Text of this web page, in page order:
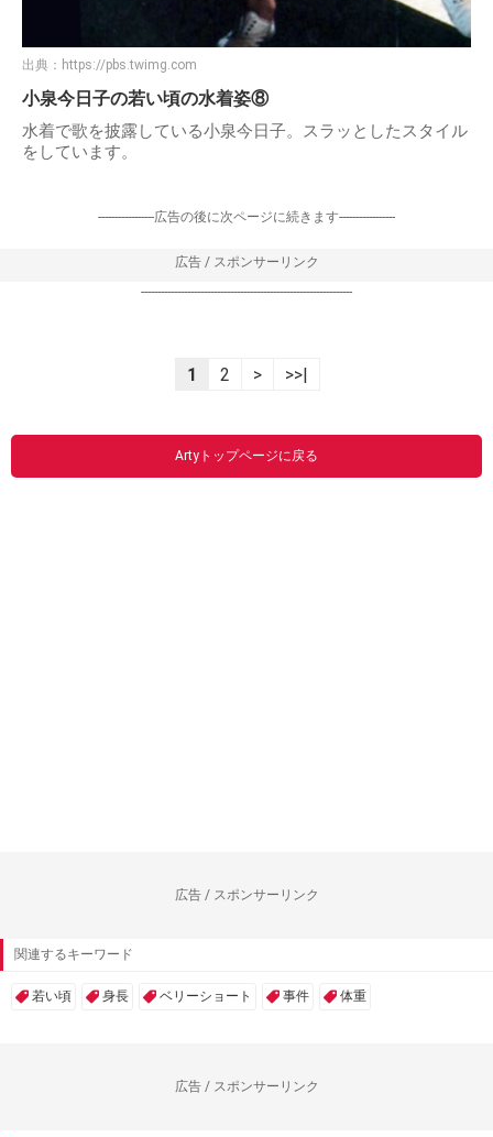
出典： https://pbs.twimg.com
小泉今日子の若い頃の水着姿⑧
水着で歌を披露している小泉今日子。スラッとしたスタイル
をしています。
-----------------広告の後に次ページに続きます-----------------
広告 / スポンサーリンク
----------------------------------------------------------------
1 2 > >>|
Artyトップページに戻る
広告 / スポンサーリンク
関連するキーワード
若い頃 身長 ベリーショート 事件 体重
広告 / スポンサーリンク